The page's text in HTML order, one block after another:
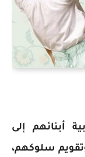
أبنائهم إلى
سلوكهم،